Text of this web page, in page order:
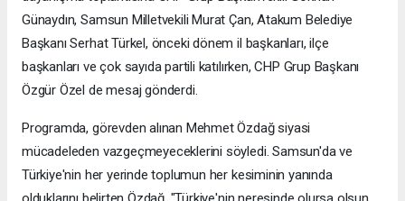
Günaydın, Samsun Milletvekili Murat Çan, Atakum Belediye
Başkanı Serhat Türkel, önceki dönem il başkanları, ilçe
başkanları ve çok sayıda partili katılırken, CHP Grup Başkanı
Özgür Özel de mesaj gönderdi.
Programda, görevden alınan Mehmet Özdağ siyasi
mücadeleden vazgeçmeyeceklerini söyledi. Samsun'da ve
Türkiye'nin her yerinde toplumun her kesiminin yanında